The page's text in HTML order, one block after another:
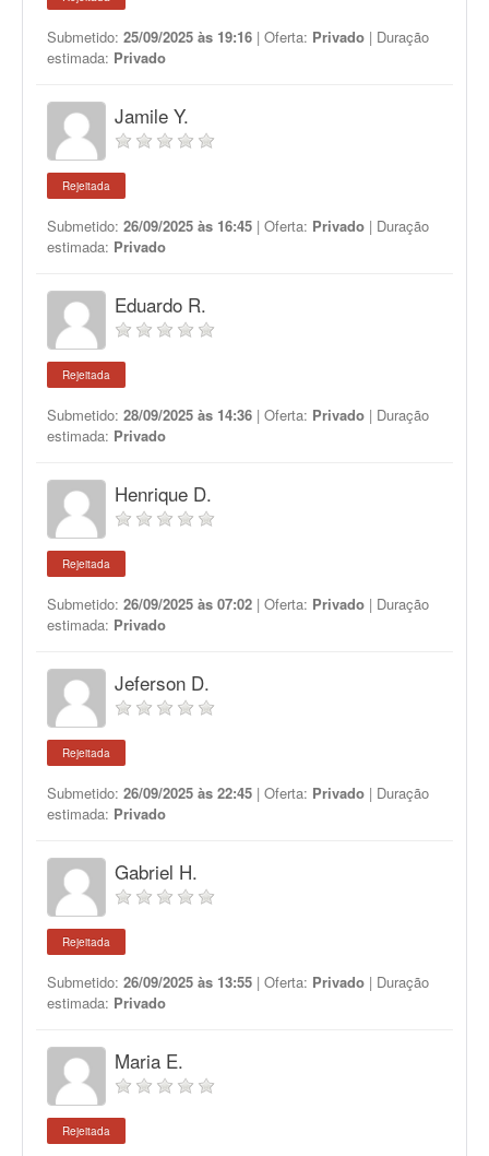
Submetido: 25/09/2025 às 19:16 | Oferta: Privado | Duração
estimada: Privado
Jamile Y.
Rejeitada
Submetido: 26/09/2025 às 16:45 | Oferta: Privado | Duração
estimada: Privado
Eduardo R.
Rejeitada
Submetido: 28/09/2025 às 14:36 | Oferta: Privado | Duração
estimada: Privado
Henrique D.
Rejeitada
Submetido: 26/09/2025 às 07:02 | Oferta: Privado | Duração
estimada: Privado
Jeferson D.
Rejeitada
Submetido: 26/09/2025 às 22:45 | Oferta: Privado | Duração
estimada: Privado
Gabriel H.
Rejeitada
Submetido: 26/09/2025 às 13:55 | Oferta: Privado | Duração
estimada: Privado
Maria E.
Rejeitada